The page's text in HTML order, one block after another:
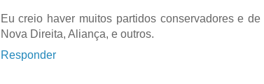
Eu creio haver muitos partidos conservadores e
Nova Direita, Aliança, e outros.
Responder